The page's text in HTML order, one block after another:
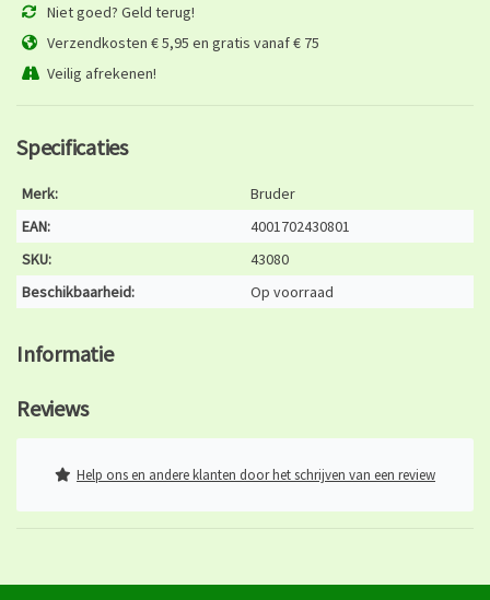
Niet goed? Geld terug!
Verzendkosten € 5,95 en gratis vanaf € 75
Veilig afrekenen!
Specificaties
Merk:
Bruder
EAN:
4001702430801
SKU:
43080
Beschikbaarheid:
Op voorraad
Informatie
Reviews
Help ons en andere klanten door het schrijven van een review